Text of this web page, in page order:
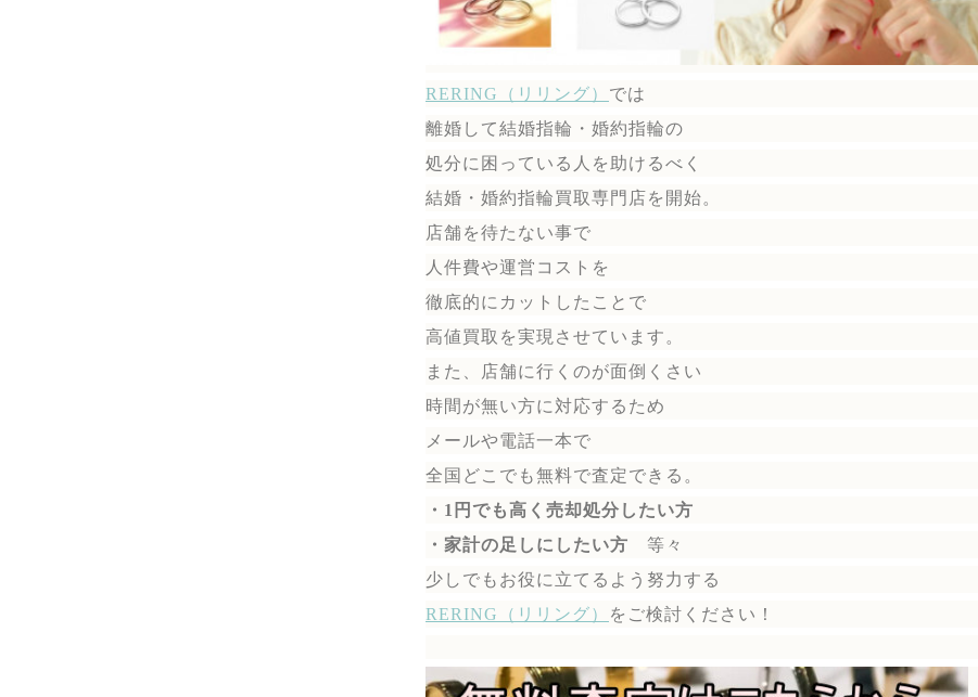
RERING（リリング） では
離婚して結婚指輪・婚約指輪の
処分に困っている人を助けるべく
結婚・婚約指輪買取専門店を開始。
店舗を待たない事で
人件費や運営コストを
徹底的にカットしたことで
高値買取を実現させています。
また、店舗に行くのが面倒くさい
時間が無い方に対応するため
メールや電話一本で
全国どこでも無料で査定できる。
・1円でも高く売却処分したい方
・家計の足しにしたい方 等々
少しでもお役に立てるよう努力する
RERING（リリング）
を ご検討ください！